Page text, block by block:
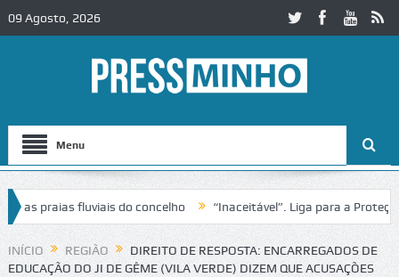
09 Agosto, 2026
Menu
praias fluviais do concelho “Inaceitável”. Liga para a Proteção
INÍCIO REGIÃO
DIREITO DE RESPOSTA: ENCARREGADOS DE
EDUCAÇÃO DO JI DE GÊME (VILA VERDE) DIZEM QUE ACUSAÇÕES